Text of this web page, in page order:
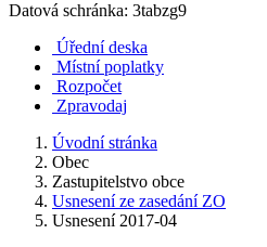
Datová schránka: 3tabzg9
Úřední deska
Místní poplatky
Rozpočet
Zpravodaj
Úvodní stránka
Obec
Zastupitelstvo obce
Usnesení ze zasedání ZO
Usnesení 2017-04